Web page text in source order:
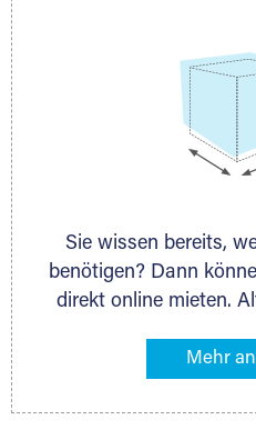
Sie wissen bereits,
benötigen? Dann
direkt online mieten.
Gegenstände an, die
ermittelt. Natürlich